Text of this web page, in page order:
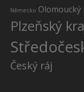
Německo Olomoucký
Plzeňský
Český ráj